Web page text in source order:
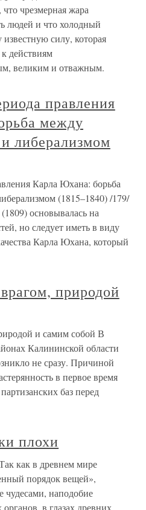
чрезмерная жара
людей и что холодный
силу, которая
действиям
великим и отважным.
правления
между
либерализмом
Карла Юхана: борьба
(1815–1840) /179/
основывалась на
но следует иметь в виду
Карла Юхана, который
природой
и самим собой В
Калининской области
не сразу. Причиной
в первое время
баз перед
плохи
как в древнем мире
порядок вещей»,
чудесами, наподобие